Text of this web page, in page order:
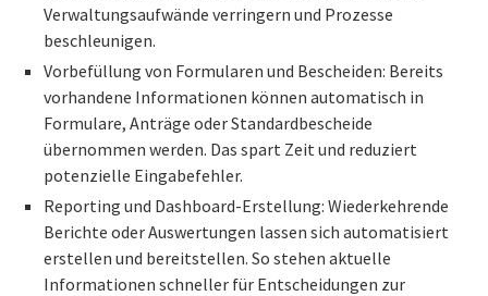
Verwaltungsaufwände verringern und Prozesse
beschleunigen.
Vorbefüllung von Formularen und Bescheiden: Bereits
vorhandene Informationen können automatisch in
Formulare, Anträge oder Standardbescheide
übernommen werden. Das spart Zeit und reduziert
potenzielle Eingabefehler.
Reporting und Dashboard-Erstellung: Wiederkehrende
Berichte oder Auswertungen lassen sich automatisiert
erstellen und bereitstellen. So stehen aktuelle
Informationen schneller für Entscheidungen zur